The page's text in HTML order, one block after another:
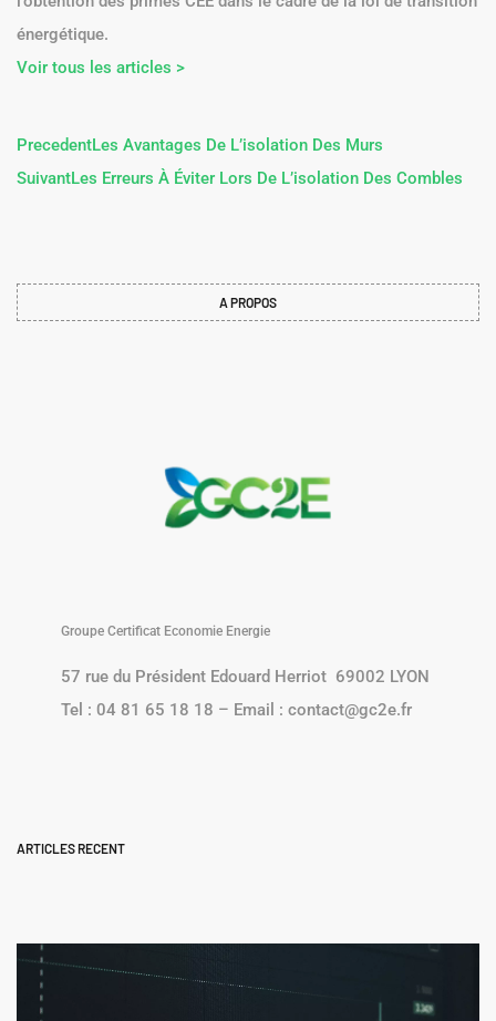
énergétique.
Voir tous les articles >
PrecedentLes Avantages De L’isolation Des Murs
SuivantLes Erreurs À Éviter Lors De L’isolation Des Combles
A PROPOS
Groupe Certificat Economie Energie
57 rue du Président Edouard Herriot 69002 LYON
Tel : 04 81 65 18 18 – Email : contact@gc2e.fr
ARTICLES RECENT